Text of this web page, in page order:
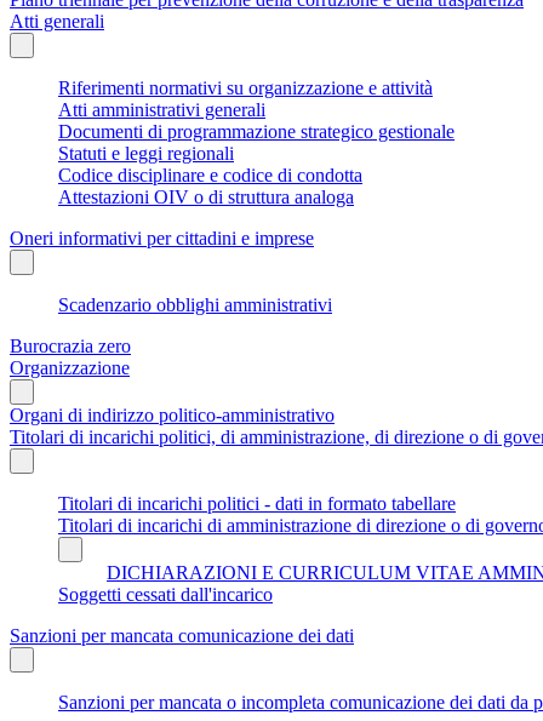
Atti generali
Riferimenti normativi su organizzazione e attività
Atti amministrativi generali
Documenti di programmazione strategico gestionale
Statuti e leggi regionali
Codice disciplinare e codice di condotta
Attestazioni OIV o di struttura analoga
Oneri informativi per cittadini e imprese
Scadenzario obblighi amministrativi
Burocrazia zero
Organizzazione
Organi di indirizzo politico-amministrativo
Titolari di incarichi politici, di amministrazione, di direzione o di
Titolari di incarichi politici - dati in formato tabellare
Titolari di incarichi di amministrazione di direzione o di
DICHIARAZIONI E CURRICULUM VITAE
Soggetti cessati dall'incarico
Sanzioni per mancata comunicazione dei dati
Sanzioni per mancata o incompleta comunicazione dei dati